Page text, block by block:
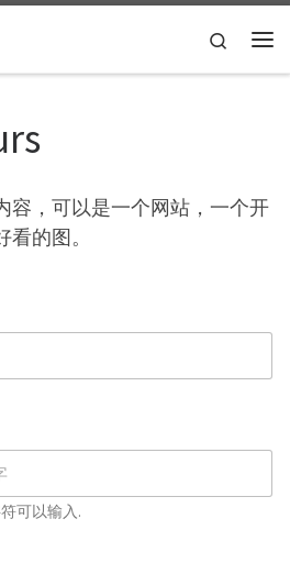
Search
容，可以是一个网站，一个开
的图。
可以输入.